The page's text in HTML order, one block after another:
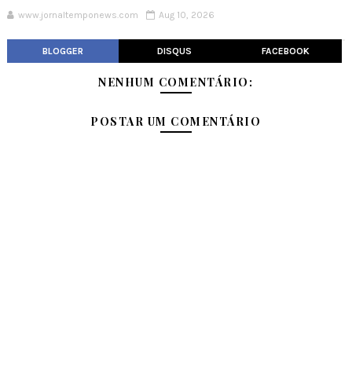
www.jornaltemponews.com Aug 10, 2026
BLOGGER DISQUS FACEBOOK
NENHUM COMENTÁRIO:
POSTAR UM COMENTÁRIO